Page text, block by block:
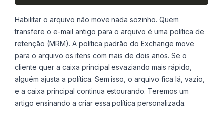
Habilitar o arquivo não move nada sozinho. Quem
transfere o e-mail antigo para o arquivo é uma política de
retenção (MRM). A política padrão do Exchange move
para o arquivo os itens com mais de dois anos. Se o
cliente quer a caixa principal esvaziando mais rápido,
alguém ajusta a política. Sem isso, o arquivo fica lá, vazio,
e a caixa principal continua estourando. Teremos um
artigo ensinando a criar essa política personalizada.